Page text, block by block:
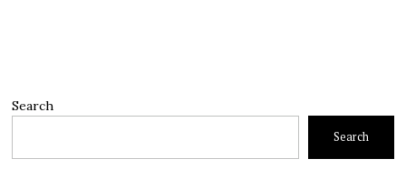
Search
Search